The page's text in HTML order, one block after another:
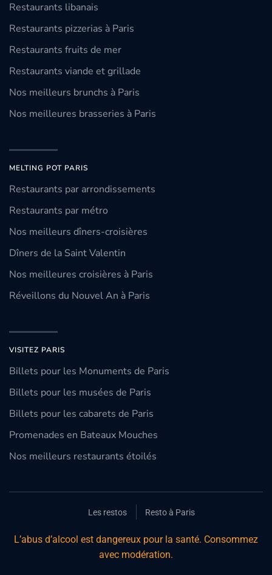
Restaurants libanais
Restaurants pizzerias à Paris
Restaurants fruits de mer
Restaurants viande et grillade
Nos meilleurs brunchs à Paris
Nos meilleures brasseries à Paris
MELTING POT PARIS
Restaurants par arrondissements
Restaurants par métro
Nos meilleurs dîners-croisières
Dîners de la Saint Valentin
Nos meilleures croisières à Paris
Réveillons du Nouvel An à Paris
VISITEZ PARIS
Billets pour les Monuments de Paris
Billets pour les musées de Paris
Billets pour les cabarets de Paris
Promenades en Bateaux Mouches
Nos meilleurs restaurants étoilés
Les restos Resto à Paris
L’abus d’alcool est dangereux pour la santé. Consommez
avec modération.